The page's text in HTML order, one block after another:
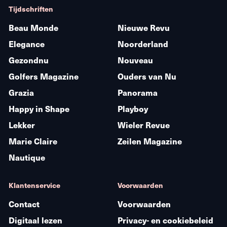
Tijdschriften
Beau Monde
Elegance
Gezondnu
Golfers Magazine
Grazia
Happy in Shape
Lekker
Marie Claire
Nautique
Nieuwe Revu
Noorderland
Nouveau
Ouders van Nu
Panorama
Playboy
Wieler Revue
Zeilen Magazine
Klantenservice
Contact
Digitaal lezen
Voorwaarden
Voorwaarden
Privacy- en cookiebeleid